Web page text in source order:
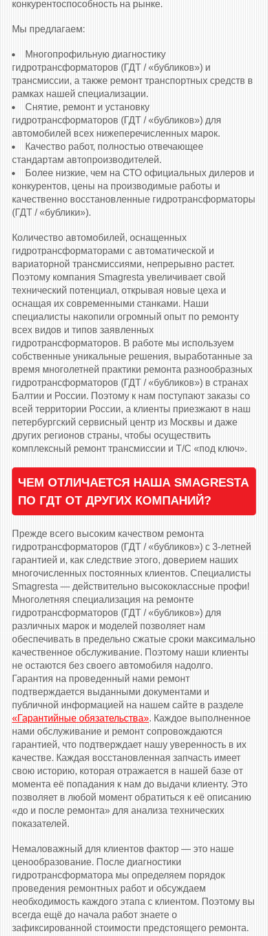
конкурентоспособность на рынке.
Мы предлагаем:
Многопрофильную диагностику
гидротрансформаторов (ГДТ / «бубликов») и
трансмиссии, а также ремонт транспортных средств в
рамках нашей специализации.
Снятие, ремонт и установку
гидротрансформаторов (ГДТ / «бубликов») для
автомобилей всех нижеперечисленных марок.
Качество работ, полностью отвечающее
стандартам автопроизводителей.
Более низкие, чем на СТО официальных дилеров и
конкурентов, цены на производимые работы и
качественно восстановленные гидротрансформаторы
(ГДТ / «бублики»).
Количество автомобилей, оснащенных
гидротрансформаторами c автоматической и
вариаторной трансмиссиями, непрерывно растет.
Поэтому компания Smagresta увеличивает свой
технический потенциал, открывая новые цеха и
оснащая их современными станками. Наши
специалисты накопили огромный опыт по ремонту
всех видов и типов заявленных
гидротрансформаторов. В работе мы используем
собственные уникальные решения, выработанные за
время многолетней практики ремонта разнообразных
гидротрансформаторов (ГДТ / «бубликов») в странах
Балтии и России. Поэтому к нам поступают заказы со
всей территории России, а клиенты приезжают в наш
петербургский сервисный центр из Москвы и даже
других регионов страны, чтобы осуществить
комплексный ремонт трансмиссии и Т/С «под ключ».
ЧЕМ ОТЛИЧАЕТСЯ НАША SMAGRESTA
ПО ГДТ ОТ ДРУГИХ КОМПАНИЙ?
Прежде всего высоким качеством ремонта
гидротрансформаторов (ГДТ / «бубликов») с 3-летней
гарантией и, как следствие этого, доверием наших
многочисленных постоянных клиентов. Специалисты
Smagresta — действительно высококлассные профи!
Многолетняя специализация на ремонте
гидротрансформаторов (ГДТ / «бубликов») для
различных марок и моделей позволяет нам
обеспечивать в предельно сжатые сроки максимально
качественное обслуживание. Поэтому наши клиенты
не остаются без своего автомобиля надолго.
Гарантия на проведенный нами ремонт
подтверждается выданными документами и
публичной информацией на нашем сайте в разделе
«Гарантийные обязательства». Каждое выполненное
нами обслуживание и ремонт сопровождаются
гарантией, что подтверждает нашу уверенность в их
качестве. Каждая восстановленная запчасть имеет
свою историю, которая отражается в нашей базе от
момента её попадания к нам до выдачи клиенту. Это
позволяет в любой момент обратиться к её описанию
«до и после ремонта» для анализа технических
показателей.
Немаловажный для клиентов фактор — это наше
ценообразование. После диагностики
гидротрансформатора мы определяем порядок
проведения ремонтных работ и обсуждаем
необходимость каждого этапа с клиентом. Поэтому вы
всегда ещё до начала работ знаете о
зафиксированной стоимости предстоящего ремонта.